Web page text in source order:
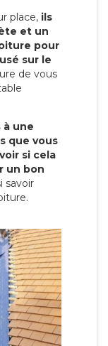
place, ils
et un
pour
sur le
de vous
à une
que vous
si cela
un bon
savoir